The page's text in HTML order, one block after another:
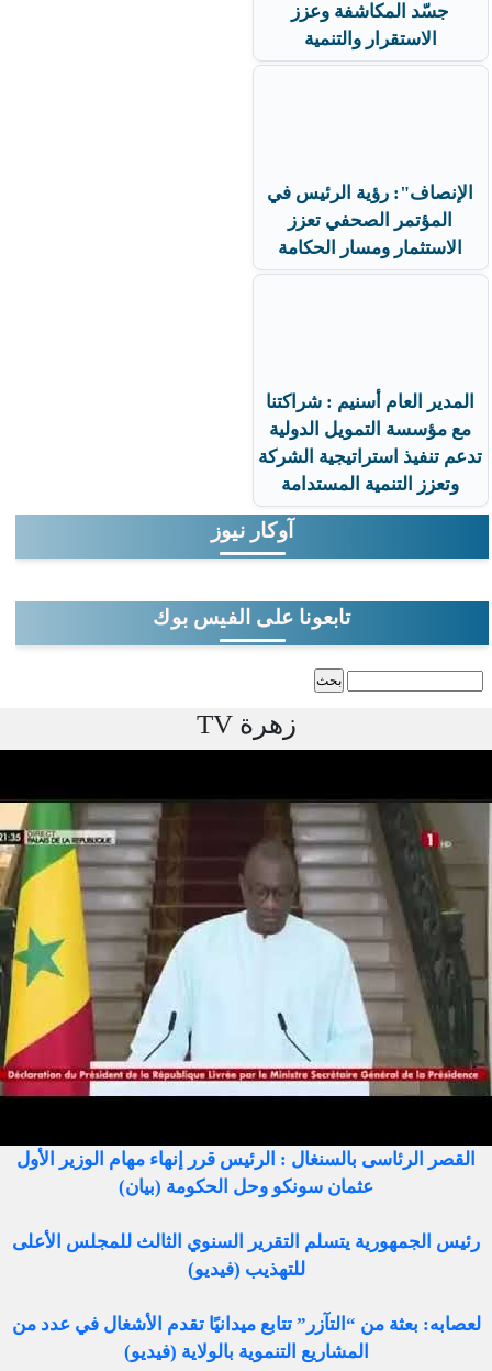
جسّد المكاشفة وعزز
الاستقرار والتنمية
الإنصاف": رؤية الرئيس في
المؤتمر الصحفي تعزز
الاستثمار ومسار الحكامة
المدير العام أسنيم : شراكتنا
مع مؤسسة التمويل الدولية
تدعم تنفيذ استراتيجية الشركة
وتعزز التنمية المستدامة
آوكار نيوز
تابعونا على الفيس بوك
استمارة البحث‏بحث ‏
زهرة TV
القصر الرئاسى بالسنغال : الرئيس قرر إنهاء مهام الوزير الأول
عثمان سونكو وحل الحكومة (بيان)
رئيس الجمهورية يتسلم التقرير السنوي الثالث للمجلس الأعلى
للتهذيب (فيديو)
لعصابه: بعثة من “التآزر” تتابع ميدانيًا تقدم الأشغال في عدد من
المشاريع التنموية بالولاية (فيديو)